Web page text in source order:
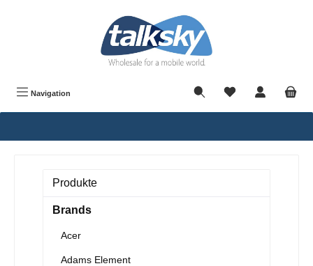
Navigation
Produkte
Brands
Acer
Adams Element